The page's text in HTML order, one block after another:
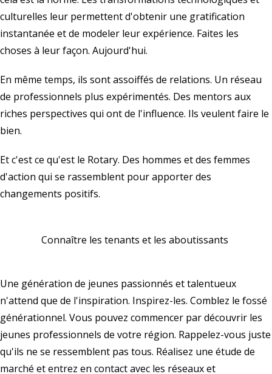
culturelles leur permettent d'obtenir une gratification
instantanée et de modeler leur expérience. Faites les
choses à leur façon. Aujourd'hui.
En même temps, ils sont assoiffés de relations. Un réseau
de professionnels plus expérimentés. Des mentors aux
riches perspectives qui ont de l'influence. Ils veulent faire le
bien.
Et c'est ce qu'est le Rotary. Des hommes et des femmes
d'action qui se rassemblent pour apporter des
changements positifs.
Connaître les tenants et les aboutissants
Une génération de jeunes passionnés et talentueux
n'attend que de l'inspiration. Inspirez-les. Comblez le fossé
générationnel. Vous pouvez commencer par découvrir les
jeunes professionnels de votre région. Rappelez-vous juste
qu'ils ne se ressemblent pas tous. Réalisez une étude de
marché et entrez en contact avec les réseaux et